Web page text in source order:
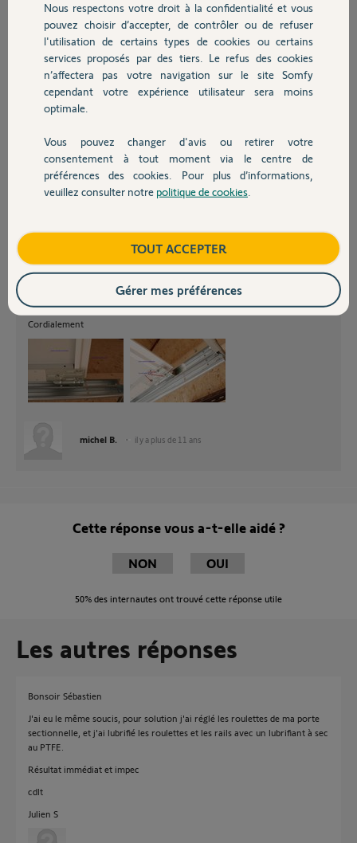
Chauffage
Autres produits
Devis avec un pro
Contact
Merci d'avance.
Cordialement,
Sébastien
il y a plus de 11 ans
il y a un "frein" à la fermeture des 10 derniers cm.
J'ai fait une photo du galet de chaque côté de la porte qui doit être
Sur cette photo, on peut voir les repères des 2 positions. J'ai déplacé les 2
galets (3 vis à desserrer puis resserrer).
Cordialement
michel B. il y a plus de 11 ans
Cette réponse vous a-t-elle aidé ?
NON OUI
50% des internautes ont trouvé cette réponse utile
Les autres réponses
Bonsoir Sébastien
J'ai eu le même soucis, pour solution j'ai réglé les roulettes de ma porte
sectionnelle, et j'ai lubrifié les roulettes et les rails avec un lubrifiant à sec
au PTFE.
Résultat immédiat et impec
cdlt
Julien S
Nous respectons votre droit à la confidentialité et vous
pouvez choisir d’accepter, de contrôler ou de refuser
l'utilisation de certains types de cookies ou certains
services proposés par des tiers. Le refus des cookies
n’affectera pas votre navigation sur le site Somfy
cependant votre expérience utilisateur sera moins
optimale.
Vous pouvez changer d'avis ou retirer votre
consentement à tout moment via le centre de
préférences des cookies. Pour plus d’informations,
veuillez consulter notre politique de cookies
TOUT ACCEPTER
Gérer mes préférences